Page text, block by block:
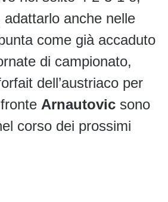
adattarlo anche nelle
come già accaduto
di campionato,
dell’austriaco per
Arnautovic sono
corso dei prossimi